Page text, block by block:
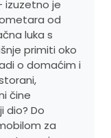
izuzetno je
od
luka s
primiti oko
o domaćim i
čine
dio? Do
za